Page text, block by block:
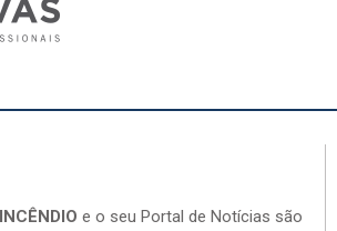
e o seu Portal de Notícias são